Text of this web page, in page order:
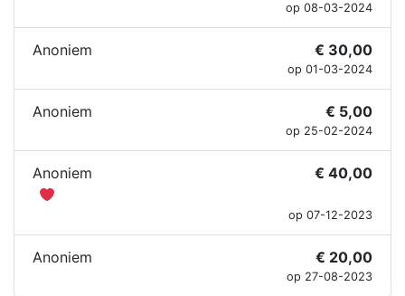
op 08-03-2024
Anoniem € 30,00
op 01-03-2024
Anoniem € 5,00
op 25-02-2024
Anoniem € 40,00
op 07-12-2023
Anoniem € 20,00
op 27-08-2023